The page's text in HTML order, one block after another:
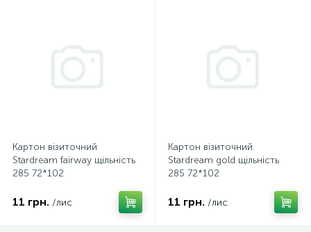
Картон візиточний
Stardream fairway щільність
285 72*102
11 грн. /лис
Картон візиточний
Stardream gold щільність
285 72*102
11 грн. /лис